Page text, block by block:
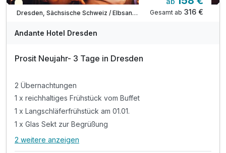
Saisonal verfügbar
Dresden, Sächsische Schweiz / Elbsandsteingebirge
Gesamt ab 316 €
Andante Hotel Dresden
Prosit Neujahr- 3 Tage in Dresden
2 Übernachtungen
1 x reichhaltiges Frühstück vom Buffet
1 x Langschläferfrühstück am 01.01.
1 x Glas Sekt zur Begrüßung
Alle Inklusivleistungen
2 weitere anzeigen